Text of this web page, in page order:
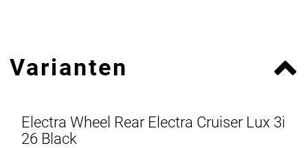
Varianten
Electra Wheel Rear Electra Cruiser Lux 3i
26 Black